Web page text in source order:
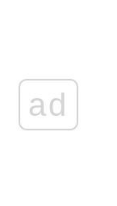
ad